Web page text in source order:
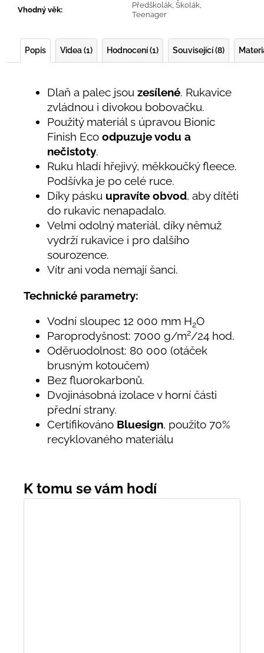
Vhodný věk:
Předškolák, Školák,
Teenager
Popis Videa (1) Hodnocení (1) Související (8)
Dlaň a palec jsou zesílené. Rukavice
zvládnou i divokou bobovačku.
Použitý materiál s úpravou Bionic
Finish Eco odpuzuje vodu a
nečistoty.
Ruku hladí hřejivý, měkkoučký fleece.
Podšívka je po celé ruce.
Díky pásku upravíte obvod, aby dítěti
do rukavic nenapadalo.
Velmi odolný materiál, díky němuž
vydrží rukavice i pro dalšího
sourozence.
Vítr ani voda nemají šanci.
Technické parametry:
Vodní sloupec 12 000 mm H2O
Paroprodyšnost: 7000 g/m2/24 hod.
Oděruodolnost: 80 000 (otáček
brusným kotoučem)
Bez fluorokarbonů.
Dvojinásobná izolace v horní části
přední strany.
Certifikováno Bluesign, použito 70%
recyklovaného materiálu